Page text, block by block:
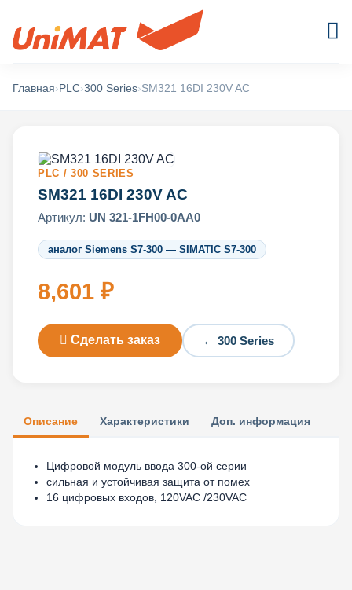
Главная› PLC›300 Series›SM321 16DI 230V AC
PLC / 300 SERIES
SM321 16DI 230V AC
Артикул: UN 321-1FH00-0AA0
аналог Siemens S7-300 — SIMATIC S7-300
8,601 ₽
Сделать заказ ← 300 Series
Описание Характеристики Доп. информация
Цифровой модуль ввода 300-ой серии
сильная и устойчивая защита от помех
16 цифровых входов, 120VAC /230VAC